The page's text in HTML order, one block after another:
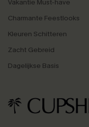
Vakantie Must-have
Charmante Feestlooks
Kleuren Schitteren
Zacht Gebreid
Dagelijkse Basis